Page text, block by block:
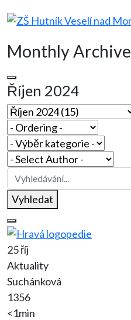
Monthly Archive
Říjen 2024
Vyhledat
25 říj
Aktuality
Suchánková
1356
<1min